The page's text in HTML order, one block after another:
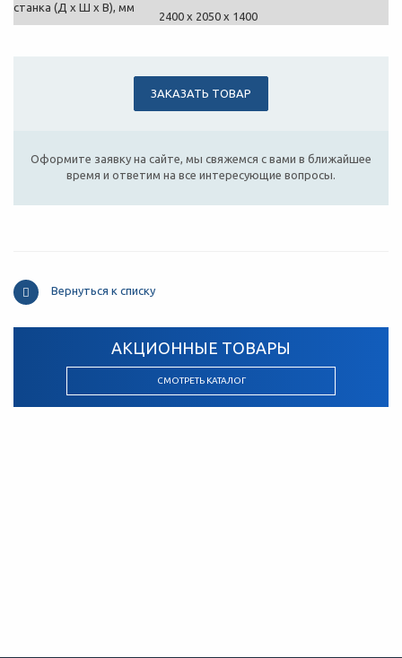
станка (Д х Ш х В), мм
2400 х 2050 х 1400
ЗАКАЗАТЬ ТОВАР
Оформите заявку на сайте, мы свяжемся с вами в ближайшее
время и ответим на все интересующие вопросы.
Вернуться к списку
АКЦИОННЫЕ ТОВАРЫ
СМОТРЕТЬ КАТАЛОГ